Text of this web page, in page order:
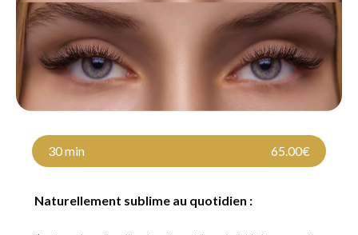
30 min 65.00€
Naturellement sublime au quotidien :